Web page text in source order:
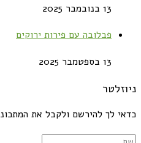
13 בנובמבר 2025
פבלובה עם פירות ירוקים
13 בספטמבר 2025
ניוזלטר
כדאי לך להירשם ולקבל את